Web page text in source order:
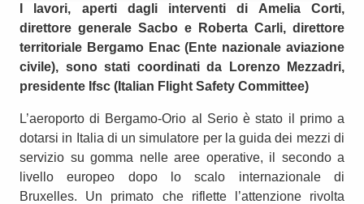
I lavori, aperti dagli interventi di Amelia Corti,
direttore generale Sacbo e Roberta Carli, direttore
territoriale Bergamo Enac (Ente nazionale aviazione
civile), sono stati coordinati da Lorenzo Mezzadri,
presidente Ifsc (Italian Flight Safety Committee)
L’aeroporto di Bergamo-Orio al Serio è stato il primo a
dotarsi in Italia di un simulatore per la guida dei mezzi di
servizio su gomma nelle aree operative, il secondo a
livello europeo dopo lo scalo internazionale di
Bruxelles. Un primato che riflette l’attenzione rivolta